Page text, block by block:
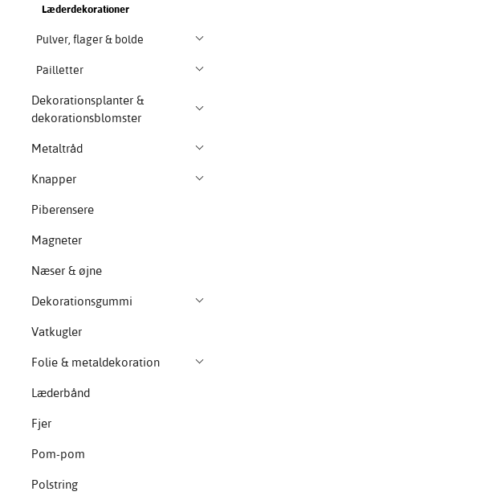
Læderdekorationer
Pulver, flager & bolde
Pailletter
Dekorationsplanter &
dekorationsblomster
Metaltråd
Knapper
Piberensere
Magneter
Næser & øjne
Dekorationsgummi
Vatkugler
Folie & metaldekoration
Læderbånd
Fjer
Pom-pom
Polstring